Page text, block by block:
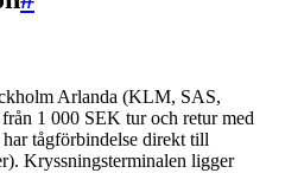
Arlanda (KLM, SAS,
1 000 SEK tur och retur med
tågförbindelse direkt till
Kryssningsterminalen ligger